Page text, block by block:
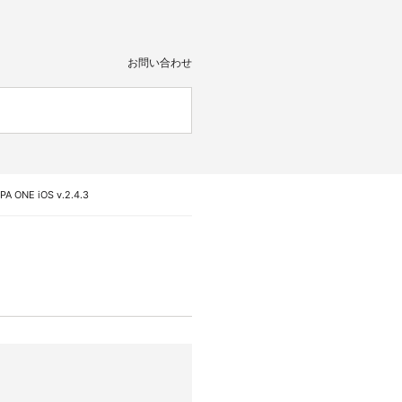
お問い合わせ
ONE iOS v.2.4.3